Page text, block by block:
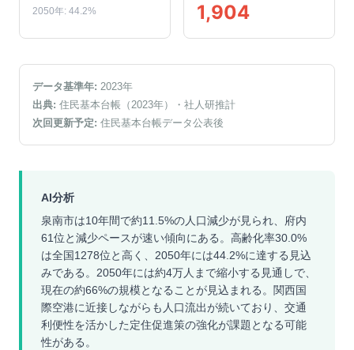
2050年: 44.2%
1,904
データ基準年: 2023年
出典: 住民基本台帳（2023年）
・社人研推計
次回更新予定: 住民基本台帳データ公表後
AI分析
泉南市は10年間で約11.5%の人口減少が見られ、府内
61位と減少ペースが速い傾向にある。高齢化率30.0%
は全国1278位と高く、2050年には44.2%に達する見込
みである。2050年には約4万人まで縮小する見通しで、
現在の約66%の規模となることが見込まれる。関西国
際空港に近接しながらも人口流出が続いており、交通
利便性を活かした定住促進策の強化が課題となる可能
性がある。